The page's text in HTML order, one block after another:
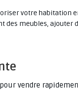
votre habitation
des meubles, ajouter
vendre